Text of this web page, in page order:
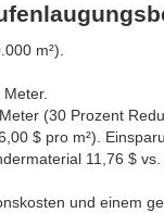
m²).
(30 Prozent
$ pro m²).
11,76 $
und einem